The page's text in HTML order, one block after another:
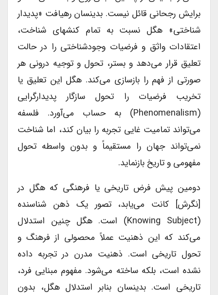
برایش رجحانی قائل نیست. بدینسان رهیافت «پدیدار
شناختی» هگل نسبت به تمام کنشهای شناخت،
اعتقادات واثق و فرضیات وجودشناختی را در حالت
تعلیق قرار می‌دهد و بستر، تحول و توجیه درونی هر
صورتی از فهم را بازسازی می‌کند. هگل این تعلیق یا
تخریب فرضیات را تحول سازگار پدیدارگرایی
(phenomenalism) به حساب می‌آورد. فلسفه
می‌تواند تمامیت غایی تجربه را بیان کند، اما شناخت
نمی‌تواند جهان را مستقیماً و بدون واسطه تحول
مفهومی و تاریخ بازنماید.
دومین پیش فرض تاریخی یا فرهنگی که هگل در
[نگرش] کانت می‌یابد، تصور یک ذهن شناسنده
(knowing Subject) است. هگل چنین استدلال
می‌کند که این ذهنیت عملاً محصولی از فرهنگ و
تحول تاریخی است. ذهنیت مدرن در تجربه داده
نشده است، بلکه ساخته می‌شود. مفهوم مبنایی فرد،
تاریخی است. بدینسان بنابر استدلال هگل، بدون